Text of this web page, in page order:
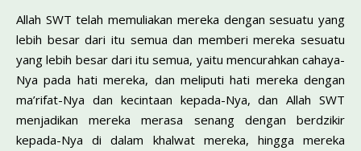
Allah SWT telah memuliakan mereka dengan sesuatu yang
lebih besar dari itu semua dan memberi mereka sesuatu
yang lebih besar dari itu semua, yaitu mencurahkan cahaya-
Nya pada hati mereka, dan meliputi hati mereka dengan
ma’rifat-Nya dan kecintaan kepada-Nya, dan Allah SWT
menjadikan mereka merasa senang dengan berdzikir
kepada-Nya di dalam khalwat mereka, hingga mereka